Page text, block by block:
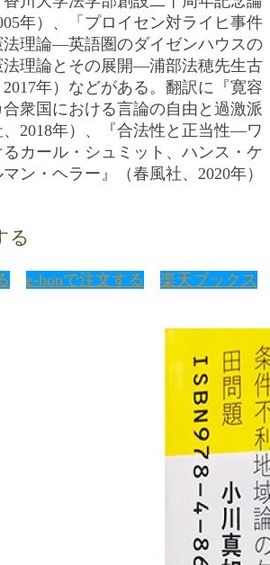
年）、「プロイセン対ライヒ事件
法理論―英語圏のダイゼンハウスの
法理論とその展開―浦部法穂先生古
年）などがある。翻訳に『寛容
衆国における言論の自由と過激派
2018年）、『合法性と正当性―ワ
カール・シュミット、ハンス・ケ
ン・ヘラー』（春風社、2020年）
る
e-honで注文する
楽天ブックス